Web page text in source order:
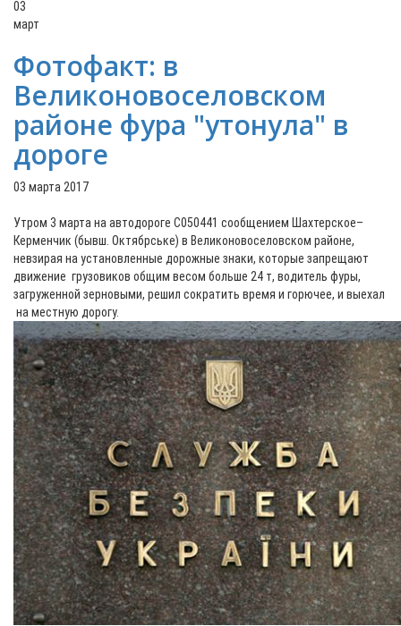
03
март
Фотофакт: в
Великоновоселовском
районе фура "утонула" в
дороге
03 марта 2017
Утром 3 марта на автодороге С050441 сообщением Шахтерское–
Керменчик (бывш. Октябрське) в Великоновоселовском районе,
невзирая на установленные дорожные знаки, которые запрещают
движение грузовиков общим весом больше 24 т, водитель фуры,
загруженной зерновыми, решил сократить время и горючее, и выехал
на местную дорогу.